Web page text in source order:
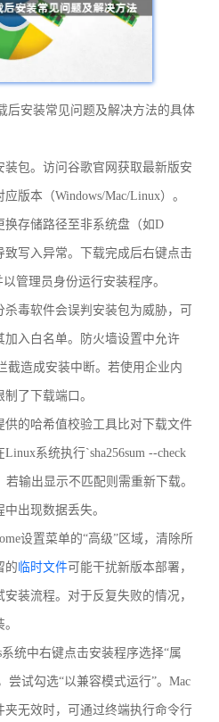
后安装常见问题及解决方法的具体
包。访问谷歌官网获取最新版安
版本（Windows/Mac/Linux）。
存储路径至非系统盘（如D
写入异常。下载完成后右键点击
管理员身份运行安装程序。
毒软件会误判安装包为威胁，可
入白名单。防火墙设置中允许
截造成安装中断。若使用企业内
制了下载端口。
的哈希值校验工具比对下载文件
系统执行`sha256sum --check
若输出显示不匹配则需重新下载。
出现数据丢失。
设置菜单的“高级”区域，清除所
的 临时文件可能干扰新版本部署，
装流程。对于反复失败的情况，
统中右键点击安装程序选择“属
尝试勾选“以兼容模式运行”。Mac
无效时，可通过终端执行命令行